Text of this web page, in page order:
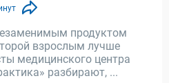
продуктом
взрослым лучше
медицинского центра
разбирают, ...